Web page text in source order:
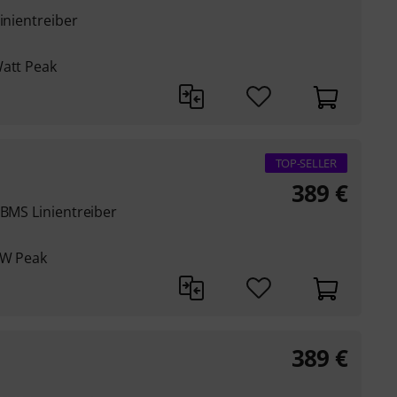
Peak
Linientreiber
Peak
TOP-SELLER
389 €
389 €